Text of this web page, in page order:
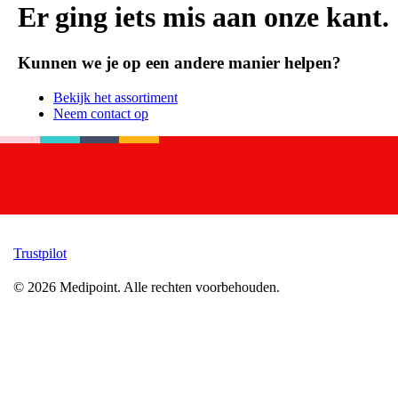
Er ging iets mis aan onze kant.
Kunnen we je op een andere manier helpen?
Bekijk het assortiment
Neem contact op
Trustpilot
© 2026 Medipoint. Alle rechten voorbehouden.